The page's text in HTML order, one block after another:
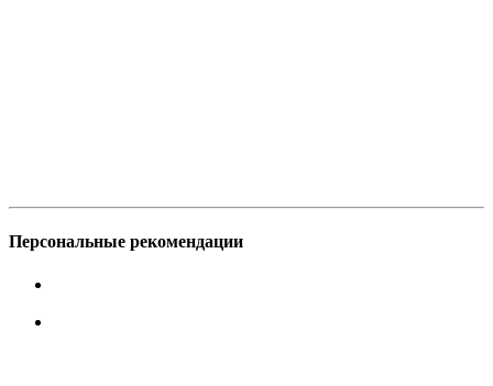
Персональные рекомендации